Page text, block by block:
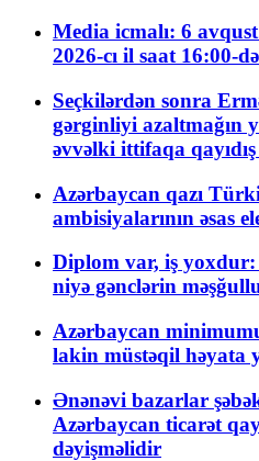
Media icmalı: 6
2026-cı il saat 16:00-
Seçkilərdən sonra
gərginliyi azaltmağın
əvvəlki ittifaqa
Azərbaycan qazı
ambisiyalarının əsas
Diplom var, iş
niyə gənclərin
Azərbaycan
lakin müstəqil həyata
Ənənəvi bazarlar
Azərbaycan ticarət
dəyişməlidir